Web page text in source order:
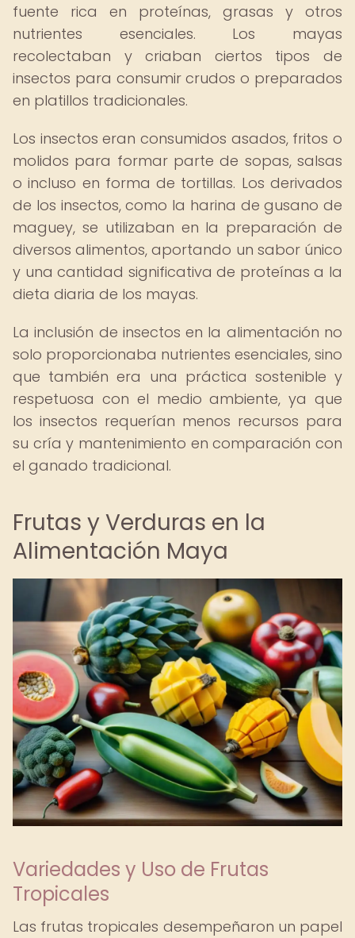
fuente rica en proteínas, grasas y otros
nutrientes esenciales. Los mayas
recolectaban y criaban ciertos tipos de
insectos para consumir crudos o preparados
en platillos tradicionales.
Los insectos eran consumidos asados, fritos o
molidos para formar parte de sopas, salsas
o incluso en forma de tortillas. Los derivados
de los insectos, como la harina de gusano de
maguey, se utilizaban en la preparación de
diversos alimentos, aportando un sabor único
y una cantidad significativa de proteínas a la
dieta diaria de los mayas.
La inclusión de insectos en la alimentación no
solo proporcionaba nutrientes esenciales, sino
que también era una práctica sostenible y
respetuosa con el medio ambiente, ya que
los insectos requerían menos recursos para
su cría y mantenimiento en comparación con
el ganado tradicional.
Frutas y Verduras en la
Alimentación Maya
Variedades y Uso de Frutas
Tropicales
Las frutas tropicales desempeñaron un papel